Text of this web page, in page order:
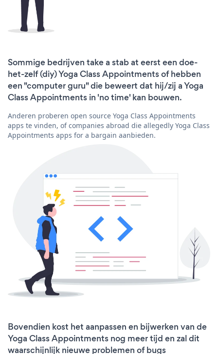
Sommige bedrijven take a stab at eerst een doe-
het-zelf (diy) Yoga Class Appointments of hebben
een "computer guru" die beweert dat hij/zij a Yoga
Class Appointments in 'no time' kan bouwen.
Anderen proberen open source Yoga Class Appointments
apps te vinden, of companies abroad die allegedly Yoga Class
Appointments apps for a bargain aanbieden.
Bovendien kost het aanpassen en bijwerken van de
Yoga Class Appointments nog meer tijd en zal dit
waarschijnlijk nieuwe problemen of bugs